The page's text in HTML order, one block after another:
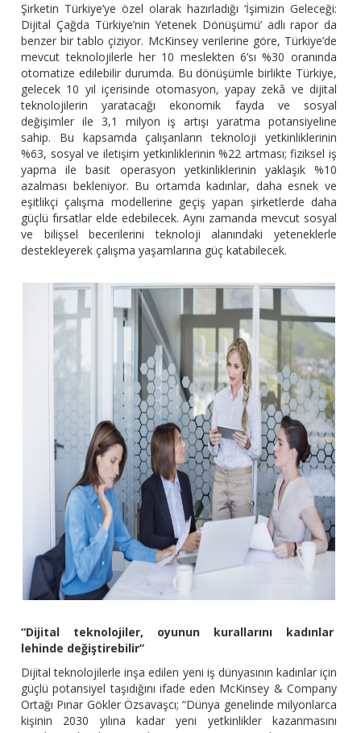
Şirketin Türkiye’ye özel olarak hazırladığı ‘İşimizin Geleceği:
Dijital Çağda Türkiye’nin Yetenek Dönüşümü’ adlı rapor da
benzer bir tablo çiziyor. McKinsey verilerine göre, Türkiye’de
mevcut teknolojilerle her 10 meslekten 6’sı %30 oranında
otomatize edilebilir durumda. Bu dönüşümle birlikte Türkiye,
gelecek 10 yıl içerisinde otomasyon, yapay zekâ ve dijital
teknolojilerin yaratacağı ekonomik fayda ve sosyal
değişimler ile 3,1 milyon iş artışı yaratma potansiyeline
sahip. Bu kapsamda çalışanların teknoloji yetkinliklerinin
%63, sosyal ve iletişim yetkinliklerinin %22 artması; fiziksel iş
yapma ile basit operasyon yetkinliklerinin yaklaşık %10
azalması bekleniyor. Bu ortamda kadınlar, daha esnek ve
eşitlikçi çalışma modellerine geçiş yapan şirketlerde daha
güçlü fırsatlar elde edebilecek. Aynı zamanda mevcut sosyal
ve bilişsel becerilerini teknoloji alanındaki yeteneklerle
destekleyerek çalışma yaşamlarına güç katabilecek.
“Dijital teknolojiler, oyunun kurallarını kadınlar
lehinde değiştirebilir”
Dijital teknolojilerle inşa edilen yeni iş dünyasının kadınlar için
güçlü potansiyel taşıdığını ifade eden McKinsey & Company
Ortağı Pınar Gökler Özsavaşcı; “Dünya genelinde milyonlarca
kişinin 2030 yılına kadar yeni yetkinlikler kazanmasını